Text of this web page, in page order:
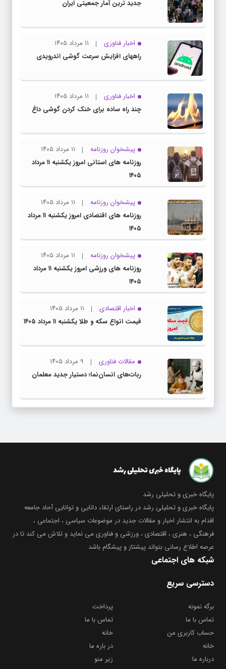
جدید ترین آمار جمعیتی ایران
اخبار فناوری
۱۱ مرداد ۱۴۰۵
راههای افزایش سرعت گوشی اندرویدی
اخبار فناوری
۱۱ مرداد ۱۴۰۵
چند راه‌ ساده برای خنک کردن گوشی داغ
پیشخوان روزنامه
۱۱ مرداد ۱۴۰۵
روزنامه های استانی امروز یکشنبه ۱۱ مرداد
۱۴۰۵
پیشخوان روزنامه
۱۱ مرداد ۱۴۰۵
روزنامه های اقتصادی امروز یکشنبه ۱۱ مرداد
۱۴۰۵
پیشخوان روزنامه
۱۱ مرداد ۱۴۰۵
روزنامه های ورزشی امروز یکشنبه ۱۱ مرداد
۱۴۰۵
اخبار اقتصادی
۱۱ مرداد ۱۴۰۵
قیمت انواع سکه و طلا یکشنبه ۱۱ مرداد ۱۴۰۵
مقالات فناوری
۹ مرداد ۱۴۰۵
ربات‌های انسان‌نما؛ دستیار جدید معلمان
پایگاه خبری و تحلیلی رشد
پایگاه خبری و تحلیلی رشد در راستای ارتقاء دانایی و توانایی آحاد جامعه
اقدام به انتشار اخبار و مقالات جدید در موضوعات سیاسی ، اجتماعی ،
فرهنگی ، هنری ، اقتصادی ، ورزشی و فناوری می نماید و تلاش می کند تا در
عرصه اطلاع رسانی بتواند پیشتاز و پیشگام باشد
شبکه های اجتماعی
دسترسی سریع
برگه نمونه
پرداخت
تماس با ما
تماس با ما
حساب کاربری من
خانه
خانه
در باره ما
درباره ما
زیر منو